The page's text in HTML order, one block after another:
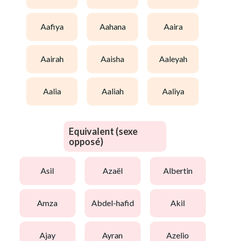
aafiya aahana aaira
aairah aaisha aaleyah
aalia aaliah aaliya
Equivalent (sexe
opposé)
asil azaël albertin
amza abdel-hafid akil
ajay ayran azelio